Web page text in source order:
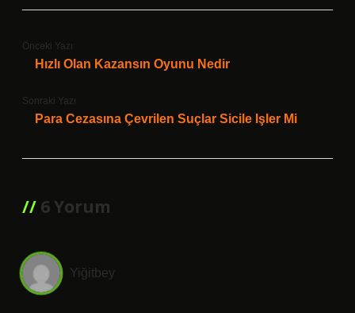
Önceki Yazı
Hızlı Olan Kazansın Oyunu Nedir
Sonraki Yazı
Para Cezasına Çevrilen Suçlar Sicile Işler Mi
6 Yorum
Yiğitbey